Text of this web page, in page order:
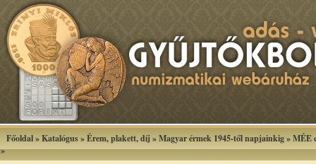
Főoldal»Katalógus»Érem, plakett, díj »Magyar érmek 1945-től napjainkig»MÉE
»